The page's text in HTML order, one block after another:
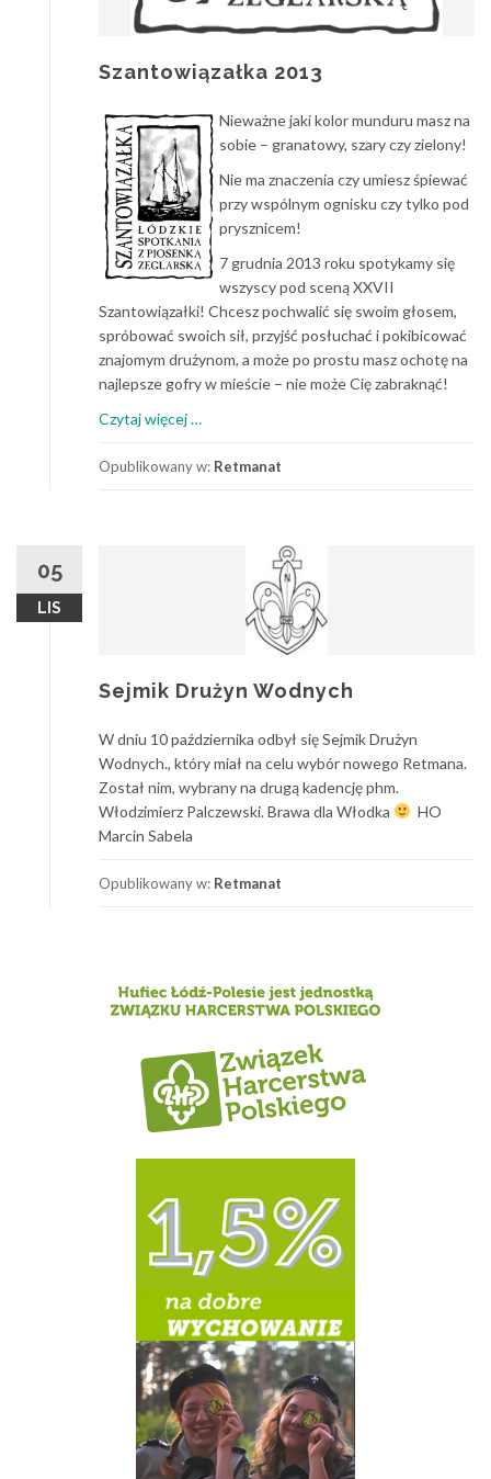
Szantowiązałka 2013
Nieważne jaki kolor munduru masz na
sobie – granatowy, szary czy zielony!
Nie ma znaczenia czy umiesz śpiewać
przy wspólnym ognisku czy tylko pod
prysznicem!
7 grudnia 2013 roku spotykamy się
wszyscy pod sceną XXVII
Szantowiązałki! Chcesz pochwalić się swoim głosem,
spróbować swoich sił, przyjść posłuchać i pokibicować
znajomym drużynom, a może po prostu masz ochotę na
najlepsze gofry w mieście – nie może Cię zabraknąć!
Czytaj więcej
2013
…
Opublikowany w: Retmanat
05
LIS
Sejmik Drużyn Wodnych
W dniu 10 października odbył się Sejmik Drużyn
Wodnych., który miał na celu wybór nowego Retmana.
Został nim, wybrany na drugą kadencję phm.
Włodzimierz Palczewski. Brawa dla Włodka
HO
Marcin Sabela
Opublikowany w: Retmanat